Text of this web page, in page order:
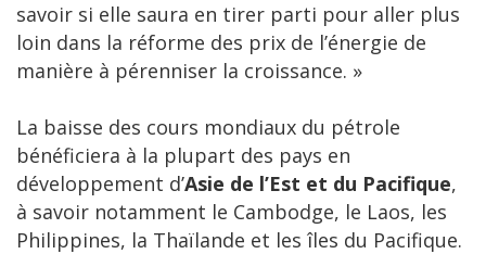
savoir si elle saura en tirer parti pour aller plus
loin dans la réforme des prix de l’énergie de
manière à pérenniser la croissance. »
La baisse des cours mondiaux du pétrole
bénéficiera à la plupart des pays en
développement d’Asie de l’Est et du Pacifique,
à savoir notamment le Cambodge, le Laos, les
Philippines, la Thaïlande et les îles du Pacifique.